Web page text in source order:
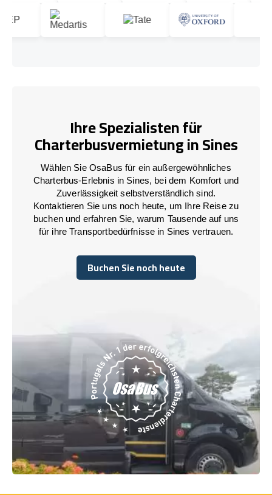
Ihre Spezialisten für
Charterbusvermietung in Sines
Wählen Sie OsaBus für ein außergewöhnliches
Charterbus-Erlebnis in Sines, bei dem Komfort und
Zuverlässigkeit selbstverständlich sind.
Kontaktieren Sie uns noch heute, um Ihre Reise zu
buchen und erfahren Sie, warum Tausende auf uns
für ihre Transportbedürfnisse in Sines vertrauen.
Buchen Sie noch heute
Buchen Sie noch heute